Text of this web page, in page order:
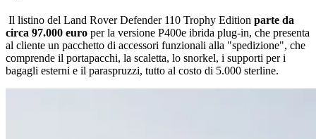
Il listino del Land Rover Defender 110 Trophy Edition parte da
circa 97.000 euro per la versione P400e ibrida plug-in, che presenta
al cliente un pacchetto di accessori funzionali alla "spedizione", che
comprende il portapacchi, la scaletta, lo snorkel, i supporti per i
bagagli esterni e il paraspruzzi, tutto al costo di 5.000 sterline.